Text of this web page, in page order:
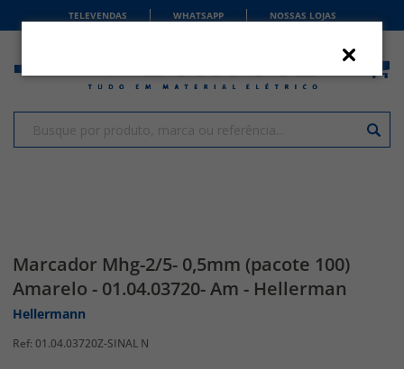
TELEVENDAS WHATSAPP NOSSAS LOJAS
Marcador Mhg-2/5- 0,5mm (pacote 100)
Amarelo - 01.04.03720- Am - Hellerman
Hellermann
01.04.03720Z-SINAL N